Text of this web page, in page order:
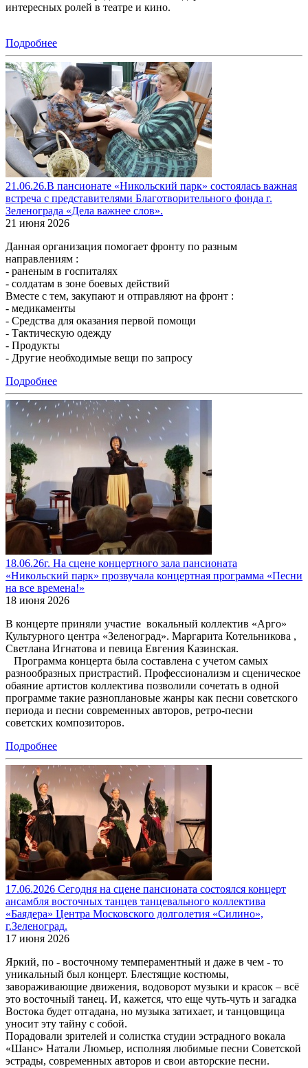
интересных ролей в театре и кино.
Подробнее
21.06.26.В пансионате «Никольский парк» состоялась важная
встреча с представителями Благотворительного фонда г.
Зеленограда «Дела важнее слов».
21 июня 2026
Данная организация помогает фронту по разным
направлениям :
- раненым в госпиталях
- солдатам в зоне боевых действий
Вместе с тем, закупают и отправляют на фронт :
- медикаменты
- Средства для оказания первой помощи
- Тактическую одежду
- Продукты
- Другие необходимые вещи по запросу
Подробнее
18.06.26г. На сцене концертного зала пансионата
«Никольский парк» прозвучала концертная программа «Песни
на все времена!»
18 июня 2026
В концерте приняли участие вокальный коллектив «Арго»
Культурного центра «Зеленоград». Маргарита Котельникова ,
Светлана Игнатова и певица Евгения Казинская.
Программа концерта была составлена с учетом самых
разнообразных пристрастий. Профессионализм и сценическое
обаяние артистов коллектива позволили сочетать в одной
программе такие разноплановые жанры как песни советского
периода и песни современных авторов, ретро-песни
советских композиторов.
Подробнее
17.06.2026 Сегодня на сцене пансионата состоялся концерт
ансамбля восточных танцев танцевального коллектива
«Баядера» Центра Московского долголетия «Силино»,
г.Зеленоград.
17 июня 2026
Яркий, по - восточному темпераментный и даже в чем - то
уникальный был концерт. Блестящие костюмы,
завораживающие движения, водоворот музыки и красок – всё
это восточный танец. И, кажется, что еще чуть-чуть и загадка
Востока будет отгадана, но музыка затихает, и танцовщица
уносит эту тайну с собой.
Порадовали зрителей и солистка студии эстрадного вокала
«Шанс» Натали Люмьер, исполняя любимые песни Советской
эстрады, современных авторов и свои авторские песни.